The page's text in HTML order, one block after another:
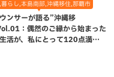
暮らし,本島南部,沖縄移住,那覇市
ンサーが語る”沖縄移
：偶然のご縁から始まった
活が、私にとって120点満点